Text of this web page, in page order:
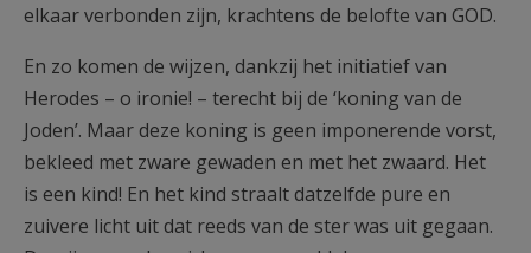
elkaar verbonden zijn, krachtens de belofte van GOD.
En zo komen de wijzen, dankzij het initiatief van
Herodes – o ironie! – terecht bij de ‘koning van de
Joden’. Maar deze koning is geen imponerende vorst,
bekleed met zware gewaden en met het zwaard. Het
is een kind! En het kind straalt datzelfde pure en
zuivere licht uit dat reeds van de ster was uit gegaan.